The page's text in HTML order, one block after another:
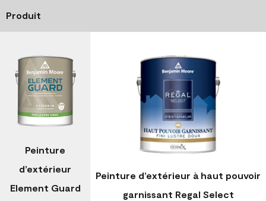
Produit
Peinture
d’extérieur
Element Guard
Peinture d’extérieur à haut pouvoir
garnissant Regal Select